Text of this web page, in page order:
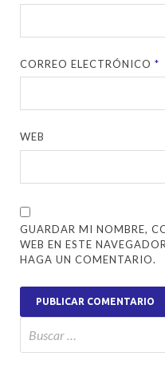
CORREO ELECTRÓNICO*
WEB
GUARDAR MI NOMBRE,
WEB EN ESTE
HAGA UN COMENTARIO.